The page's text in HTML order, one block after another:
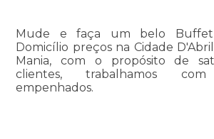
Mude e faça um belo Buffet
Domicílio preços na Cidade
Mania, com o propósito de
clientes, trabalhamos com
empenhados.